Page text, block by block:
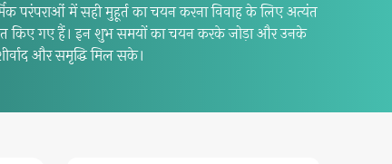
परंपराओं में सही मुहूर्त का चयन करना विवाह के लिए अत्यंत
किए गए हैं। इन शुभ समयों का चयन करके जोड़ा और उनके
और समृद्धि मिल सके।